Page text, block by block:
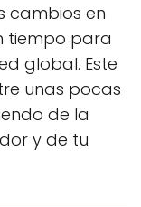
cambios en
tiempo para
global. Este
unas pocas
de la
y de tu